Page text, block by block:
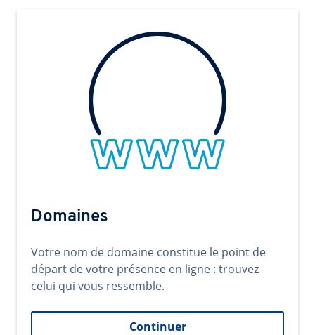
Domaines
Votre nom de domaine constitue le point de
départ de votre présence en ligne : trouvez
celui qui vous ressemble.
Continuer